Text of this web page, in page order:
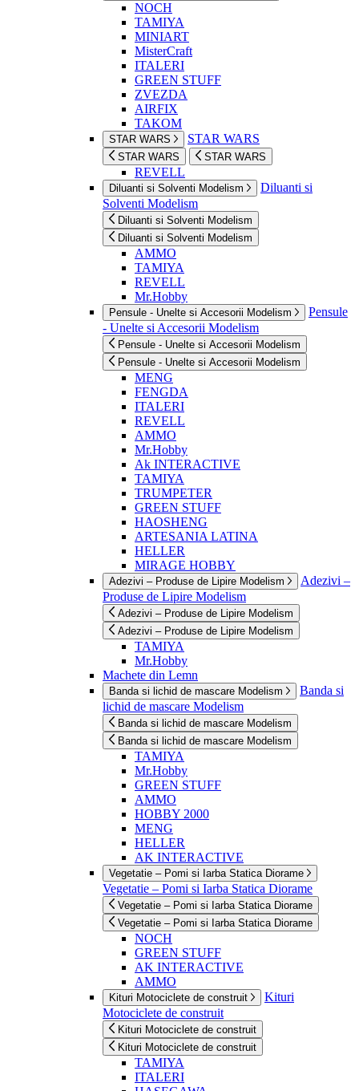
NOCH
TAMIYA
MINIART
MisterCraft
ITALERI
GREEN STUFF
ZVEZDA
AIRFIX
TAKOM
STAR WARS STAR WARS
STAR WARS STAR WARS
REVELL
Diluanti si Solventi Modelism
Diluanti si
Solventi Modelism
Diluanti si Solventi Modelism
Diluanti si Solventi Modelism
AMMO
TAMIYA
REVELL
Mr.Hobby
Pensule - Unelte si Accesorii Modelism
Pensule
- Unelte si Accesorii Modelism
Pensule - Unelte si Accesorii Modelism
Pensule - Unelte si Accesorii Modelism
MENG
FENGDA
ITALERI
REVELL
AMMO
Mr.Hobby
Ak INTERACTIVE
TAMIYA
TRUMPETER
GREEN STUFF
HAOSHENG
ARTESANIA LATINA
HELLER
MIRAGE HOBBY
Adezivi – Produse de Lipire Modelism
Adezivi –
Produse de Lipire Modelism
Adezivi – Produse de Lipire Modelism
Adezivi – Produse de Lipire Modelism
TAMIYA
Mr.Hobby
Machete din Lemn
Banda si lichid de mascare Modelism
Banda si
lichid de mascare Modelism
Banda si lichid de mascare Modelism
Banda si lichid de mascare Modelism
TAMIYA
Mr.Hobby
GREEN STUFF
AMMO
HOBBY 2000
MENG
HELLER
AK INTERACTIVE
Vegetatie – Pomi si Iarba Statica Diorame
Vegetatie – Pomi si Iarba Statica Diorame
Vegetatie – Pomi si Iarba Statica Diorame
Vegetatie – Pomi si Iarba Statica Diorame
NOCH
GREEN STUFF
AK INTERACTIVE
AMMO
Kituri Motociclete de construit
Kituri
Motociclete de construit
Kituri Motociclete de construit
Kituri Motociclete de construit
TAMIYA
ITALERI